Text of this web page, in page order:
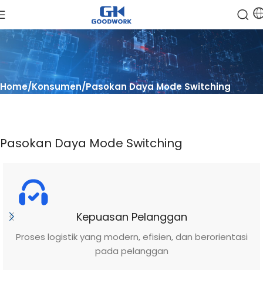
Home Konsumen Pasokan Daya Mode Switching
Pasokan Daya Mode Switching
Kepuasan Pelanggan
Proses logistik yang modern, efisien, dan berorientasi
pada pelanggan